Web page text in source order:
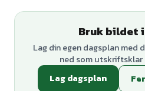
Bruk bildet
Lag din egen dagsplan
ned som utskriftsklar
Lag dagsplan